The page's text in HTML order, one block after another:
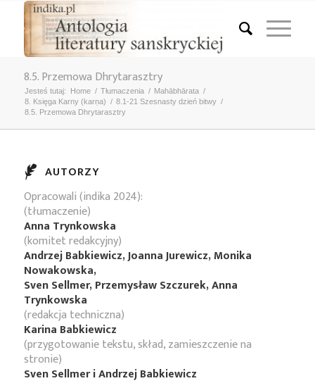
8.5. Przemowa Dhrytarasztry
Jesteś tutaj: Home / Tłumaczenia / Mahābhārata /
8. Księga Karny (karṇa) / 8.1-21 Szesnasty dzień bitwy /
8.5. Przemowa Dhrytarasztry
AUTORZY
Opracowali (indika 2024):
(tłumaczenie)
Anna Trynkowska
(komitet redakcyjny)
Andrzej Babkiewicz, Joanna Jurewicz, Monika
Nowakowska,
Sven Sellmer, Przemysław Szczurek, Anna
Trynkowska
(redakcja techniczna)
Karina Babkiewicz
(przygotowanie tekstu, skład, zamieszczenie na
stronie)
Sven Sellmer i Andrzej Babkiewicz